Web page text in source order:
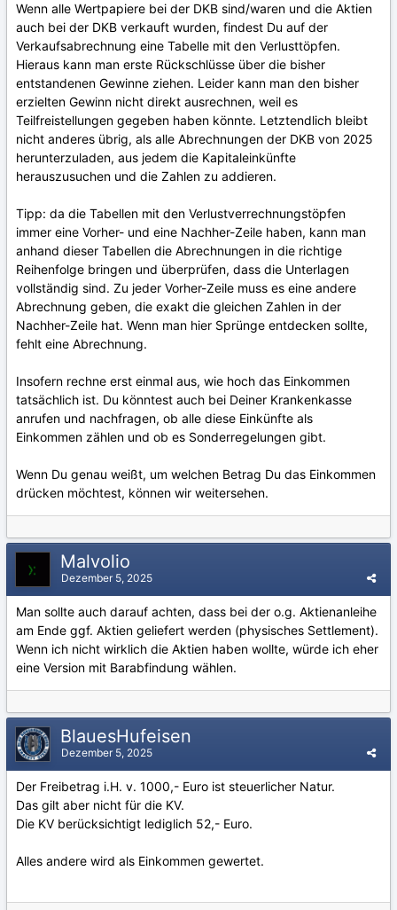
Wenn alle Wertpapiere bei der DKB sind/waren und die Aktien
auch bei der DKB verkauft wurden, findest Du auf der
Verkaufsabrechnung eine Tabelle mit den Verlusttöpfen.
Hieraus kann man erste Rückschlüsse über die bisher
entstandenen Gewinne ziehen. Leider kann man den bisher
erzielten Gewinn nicht direkt ausrechnen, weil es
Teilfreistellungen gegeben haben könnte. Letztendlich bleibt
nicht anderes übrig, als alle Abrechnungen der DKB von 2025
herunterzuladen, aus jedem die Kapitaleinkünfte
herauszusuchen und die Zahlen zu addieren.
Tipp: da die Tabellen mit den Verlustverrechnungstöpfen
immer eine Vorher- und eine Nachher-Zeile haben, kann man
anhand dieser Tabellen die Abrechnungen in die richtige
Reihenfolge bringen und überprüfen, dass die Unterlagen
vollständig sind. Zu jeder Vorher-Zeile muss es eine andere
Abrechnung geben, die exakt die gleichen Zahlen in der
Nachher-Zeile hat. Wenn man hier Sprünge entdecken sollte,
fehlt eine Abrechnung.
Insofern rechne erst einmal aus, wie hoch das Einkommen
tatsächlich ist. Du könntest auch bei Deiner Krankenkasse
anrufen und nachfragen, ob alle diese Einkünfte als
Einkommen zählen und ob es Sonderregelungen gibt.
Wenn Du genau weißt, um welchen Betrag Du das Einkommen
drücken möchtest, können wir weitersehen.
Malvolio
Dezember 5, 2025
Man sollte auch darauf achten, dass bei der o.g. Aktienanleihe
am Ende ggf. Aktien geliefert werden (physisches Settlement).
Wenn ich nicht wirklich die Aktien haben wollte, würde ich eher
eine Version mit Barabfindung wählen.
BlauesHufeisen
Dezember 5, 2025
Der Freibetrag i.H. v. 1000,- Euro ist steuerlicher Natur.
Das gilt aber nicht für die KV.
Die KV berücksichtigt lediglich 52,- Euro.
Alles andere wird als Einkommen gewertet.